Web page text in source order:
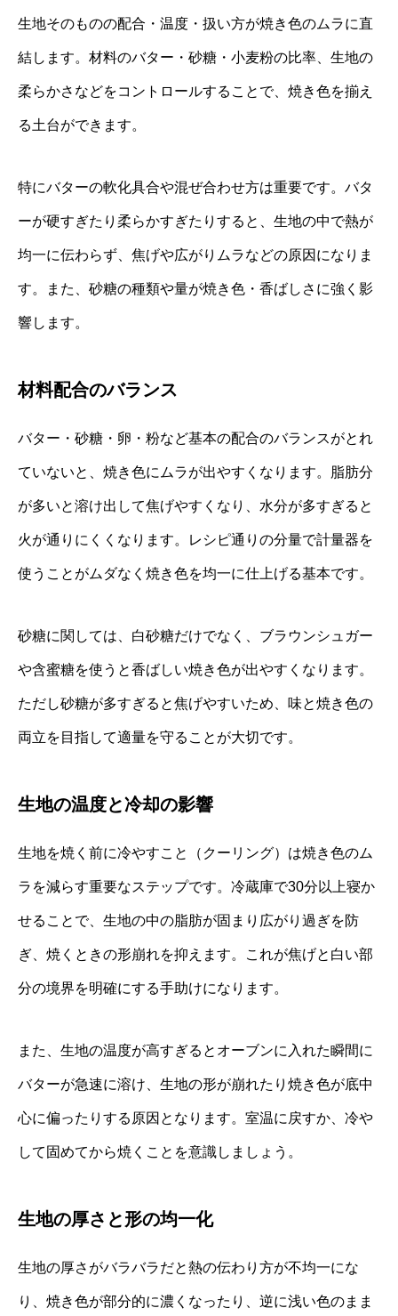
生地そのものの配合・温度・扱い方が焼き色のムラに直
結します。材料のバター・砂糖・小麦粉の比率、生地の
柔らかさなどをコントロールすることで、焼き色を揃え
る土台ができます。
特にバターの軟化具合や混ぜ合わせ方は重要です。バタ
ーが硬すぎたり柔らかすぎたりすると、生地の中で熱が
均一に伝わらず、焦げや広がりムラなどの原因になりま
す。また、砂糖の種類や量が焼き色・香ばしさに強く影
響します。
材料配合のバランス
バター・砂糖・卵・粉など基本の配合のバランスがとれ
ていないと、焼き色にムラが出やすくなります。脂肪分
が多いと溶け出して焦げやすくなり、水分が多すぎると
火が通りにくくなります。レシピ通りの分量で計量器を
使うことがムダなく焼き色を均一に仕上げる基本です。
砂糖に関しては、白砂糖だけでなく、ブラウンシュガー
や含蜜糖を使うと香ばしい焼き色が出やすくなります。
ただし砂糖が多すぎると焦げやすいため、味と焼き色の
両立を目指して適量を守ることが大切です。
生地の温度と冷却の影響
生地を焼く前に冷やすこと（クーリング）は焼き色のム
ラを減らす重要なステップです。冷蔵庫で30分以上寝か
せることで、生地の中の脂肪が固まり広がり過ぎを防
ぎ、焼くときの形崩れを抑えます。これが焦げと白い部
分の境界を明確にする手助けになります。
また、生地の温度が高すぎるとオーブンに入れた瞬間に
バターが急速に溶け、生地の形が崩れたり焼き色が底中
心に偏ったりする原因となります。室温に戻すか、冷や
して固めてから焼くことを意識しましょう。
生地の厚さと形の均一化
生地の厚さがバラバラだと熱の伝わり方が不均一にな
り、焼き色が部分的に濃くなったり、逆に浅い色のまま